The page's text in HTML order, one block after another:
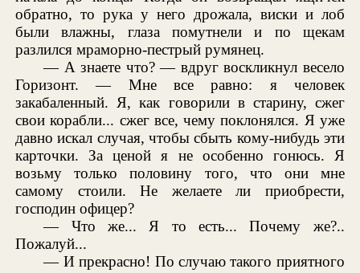
обратно, то рука у него дрожала, виски и лоб
были влажны, глаза помутнели и по щекам
разлился мраморно-пестрый румянец.
— А знаете что? — вдруг воскликнул весело
Горизонт. — Мне все равно: я человек
закабаленный. Я, как говорили в старину, сжег
свои корабли... сжег все, чему поклонялся. Я уже
давно искал случая, чтобы сбыть кому-нибудь эти
карточки. За ценой я не особенно гонюсь. Я
возьму только половину того, что они мне
самому стоили. Не желаете ли приобрести,
господин офицер?
— Что же... Я то есть... Почему же?..
Пожалуй...
— И прекрасно! По случаю такого приятного